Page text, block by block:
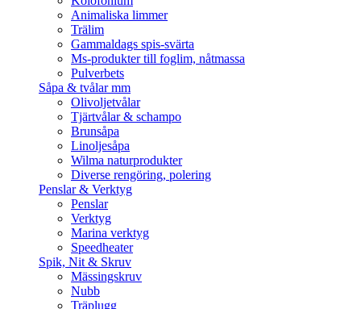
Animaliska limmer
Trälim
Gammaldags spis-svärta
Ms-produkter till foglim, nåtmassa
Pulverbets
Såpa & tvålar mm
Olivoljetvålar
Tjärtvålar & schampo
Brunsåpa
Linoljesåpa
Wilma naturprodukter
Diverse rengöring, polering
Penslar & Verktyg
Penslar
Verktyg
Marina verktyg
Speedheater
Spik, Nit & Skruv
Mässingskruv
Nubb
Träplugg